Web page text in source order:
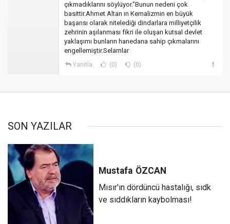
çıkmadıklarını söylüyor."Bunun nedeni çok
basittir.Ahmet Altan ın Kemalizmin en büyük
başarısı olarak nitelediği dindarlara milliyetçilik
zehrinin aşılanması fikri ile oluşan kutsal devlet
yaklaşımı bunların hanedana sahip çıkmalarını
engellemiştir.Selamlar
Yanıtla (0) (0)
SON YAZILAR
Mustafa ÖZCAN
Mısır'ın dördüncü hastalığı, sıdk
ve sıddıkların kaybolması!